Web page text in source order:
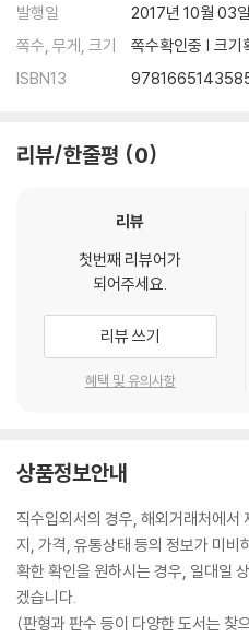
발행일
2017년 10월 03일
쪽수, 무게, 크기
쪽수확인중 | 크기
ISBN13
리뷰/한줄평 0
리뷰
첫번째 리뷰어가
되어주세요.
리뷰 쓰기
혜택 및 유의사항
상품정보안내
직수입외서의 경우, 해외거래처에서
지, 가격, 유통상태 등의 정보가 미비
확한 확인을 원하시는 경우, 일대일
겠습니다.
(판형과 판수 등이 다양한 도서는 찾